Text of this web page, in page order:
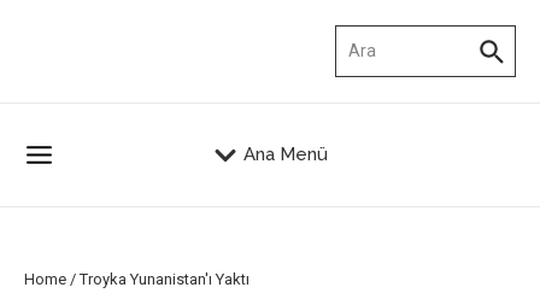
Ana Menü
Home /Troyka Yunanistan'ı Yaktı